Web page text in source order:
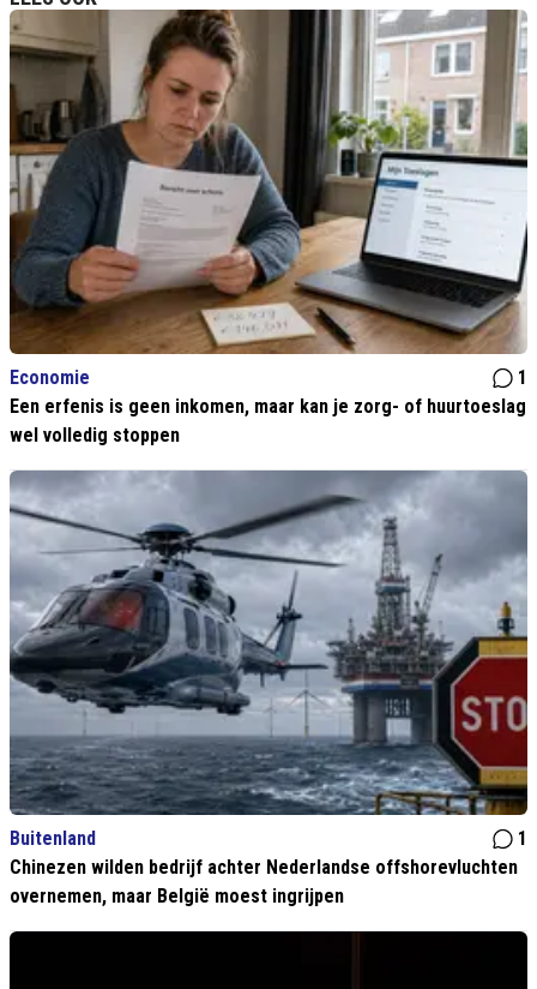
Economie
1
Een erfenis is geen inkomen, maar kan je zorg- of huurtoeslag
wel volledig stoppen
Buitenland
1
Chinezen wilden bedrijf achter Nederlandse offshorevluchten
overnemen, maar België moest ingrijpen